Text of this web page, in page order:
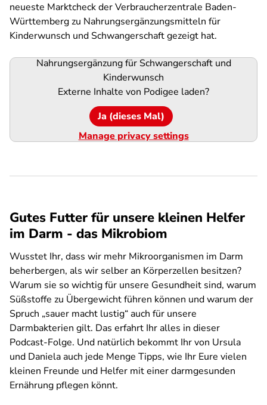
neueste Marktcheck der Verbraucherzentrale Baden-
Württemberg zu Nahrungsergänzungsmitteln für
Kinderwunsch und Schwangerschaft gezeigt hat.
Podigee-Nahrungsergänzung für Schwangerschaft und
Kinderwunsch
Externe Inhalte von Podigee laden?
Ja (dieses Mal)
Manage privacy settings
Gutes Futter für unsere kleinen Helfer
im Darm - das Mikrobiom
Wusstet Ihr, dass wir mehr Mikroorganismen im Darm
beherbergen, als wir selber an Körperzellen besitzen?
Warum sie so wichtig für unsere Gesundheit sind, warum
Süßstoffe zu Übergewicht führen können und warum der
Spruch „sauer macht lustig“ auch für unsere
Darmbakterien gilt. Das erfahrt Ihr alles in dieser
Podcast-Folge. Und natürlich bekommt Ihr von Ursula
und Daniela auch jede Menge Tipps, wie Ihr Eure vielen
kleinen Freunde und Helfer mit einer darmgesunden
Ernährung pflegen könnt.